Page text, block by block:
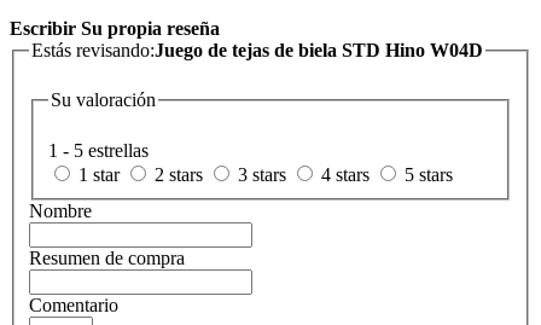
Escribir Su propia reseña
Estás revisando:Juego de tejas de biela STD Hino W04D
Su valoración
1 - 5 estrellas
1 star
2 stars 3 stars 4 stars
5 stars
Nombre
Resumen de compra
Comentario